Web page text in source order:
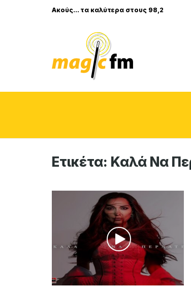
Ακούς... τα καλύτερα στους 98,2
Ετικέτα: Καλά Να